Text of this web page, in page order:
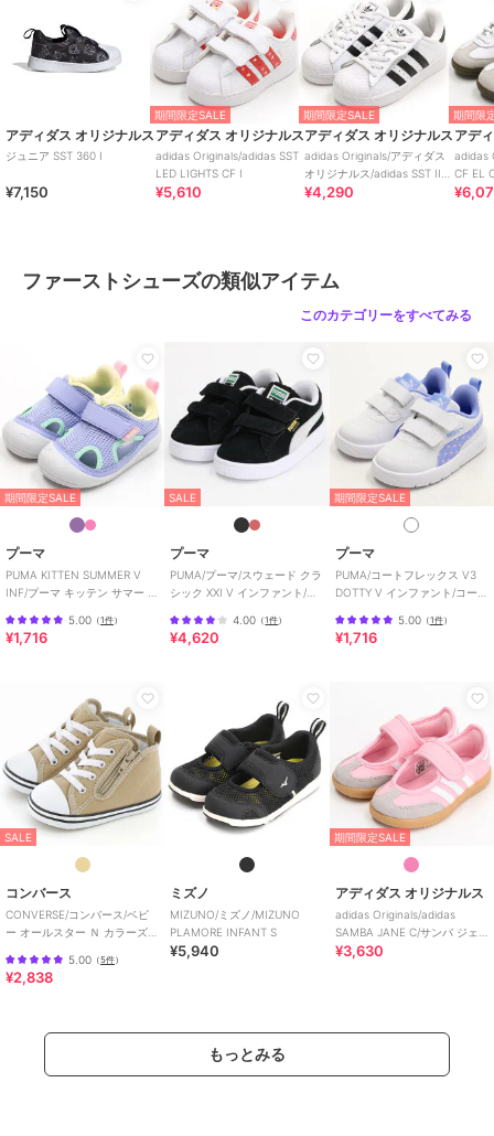
特徴
ベビーシューズ
無地
ライフスタイル
ファーストシューズ
無地 / ライフスタイル
インドネシア製
アディダス オリジナルス
ジュニア SST 360 I
¥7,150
期間限定SALE
アディダス オリジナルス
adidas Originals/adidas SST
LED LIGHTS CF I
¥5,610
期間限定SALE
アディダス オリジナルス
adidas Originals/アディダス
オリジナルス/adidas SST II
CF EL C
¥4,290
期間限
アデ
adidas
CF EL
ファーストシューズの類似アイテム
このカテゴリーをすべてみる
期間限定SALE
プーマ
PUMA KITTEN SUMMER V
INF/プーマ キッテン サマー V
5.00 （1件）
¥1,716
SALE
プーマ
PUMA/プーマ/スウェード クラ
シック XXI V インファント/ベ
4.00 （1件）
¥4,620
期間限定SALE
プーマ
PUMA/コートフレックス V3
DOTTY V インファント/コート
5.00（1件）
¥1,716
SALE
コンバース
CONVERSE/コンバース/ベビ
ー オールスター Ｎ カラーズ
5.00 （5件）
¥2,838
ミズノ
MIZUNO/ミズノ/MIZUNO
PLAMORE INFANT S
¥5,940
期間限定SALE
アディダス オリジナルス
adidas Originals/adidas
SAMBA JANE C/サンバ ジェ
ーン I
¥3,630
もっとみる